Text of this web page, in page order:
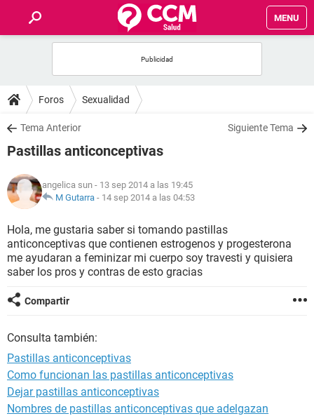
MENU
FOROS
SALUD
NUTRICIÓN
BIENESTAR
SEXUALIDAD
GLOSARIO
Foros Sexualidad
Tema Anterior Siguiente Tema
Pastillas anticonceptivas
angelica sun - 13 sep 2014 a las 19:45
M Gutarra - 14 sep 2014 a las 04:53
Hola, me gustaria saber si tomando pastillas
anticonceptivas que contienen estrogenos y progesterona
me ayudaran a feminizar mi cuerpo soy travesti y quisiera
saber los pros y contras de esto gracias
Compartir
Consulta también:
Pastillas anticonceptivas
Como funcionan las pastillas anticonceptivas
Dejar pastillas anticonceptivas
Nombres de pastillas anticonceptivas que adelgazan